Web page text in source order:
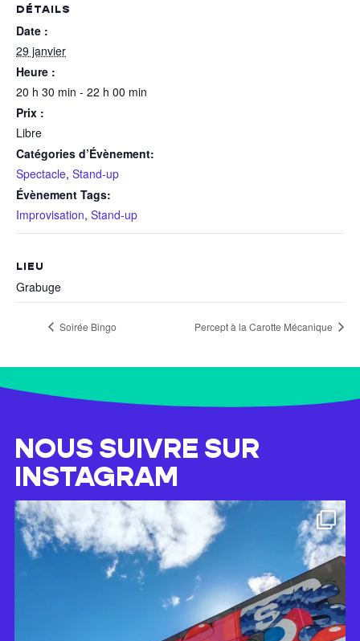
DÉTAILS
Date :
29 janvier
Heure :
20 h 30 min - 22 h 00 min
Prix :
Libre
Catégories d’Évènement:
Spectacle, Stand-up
Évènement Tags:
Improvisation, Stand-up
LIEU
Grabuge
Soirée Bingo Percept à la Carotte Mécanique
NOUS SUIVRE SUR
INSTAGRAM